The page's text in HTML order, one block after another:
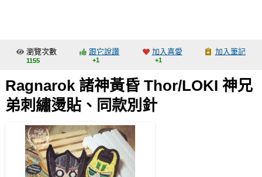
交流中心
攤位轉讓區
會員功能選單
註冊會員
登入
瀏覽次數
1155
跟它說讚
+1
加入喜愛
+1
加入筆記
Ragnarok 諸神黃昏 Thor/LOKI 神兄
弟刺繡燙貼、同款別針